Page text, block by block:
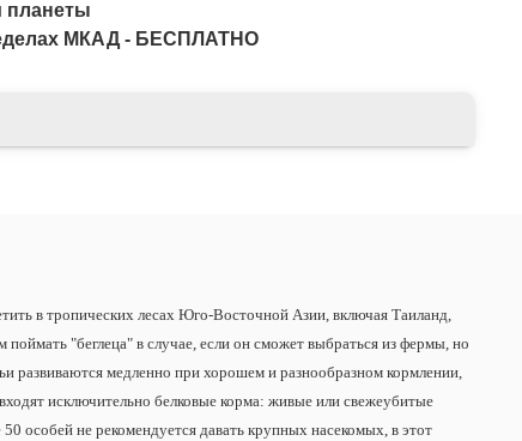
МКАД - БЕСПЛАТНО
в тропических лесах Юго-Восточной Азии, включая Таиланд,
"беглеца" в случае, если он сможет выбраться из фермы, но
развиваются медленно при хорошем и разнообразном кормлении,
исключительно белковые корма: живые или свежеубитые
особей не рекомендуется давать крупных насекомых, в этот